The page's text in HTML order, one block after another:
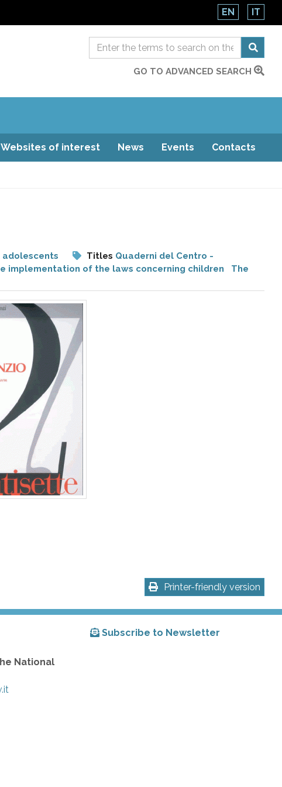
EN IT
GO TO ADVANCED SEARCH
Websites of interest News Events Contacts
adolescents Titles Quaderni del Centro -
implementation of the laws concerning children
The
Printer-friendly version
National
Subscribe to Newsletter